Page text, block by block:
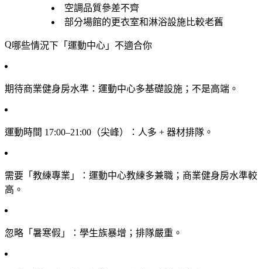
空調品質參差不齊
部分場館的更衣室和淋浴設施比較老舊
哪些情況下「運動中心」不適合你
期待商業健身房水準 ：運動中心多基礎設施；不是高端。
運動時間 17:00–21:00（尖峰） ：人多 + 器材排隊。
需要「教練專業」
：運動中心教練多兼職；商業健身房水準較
高。
忽略「暑寒假」 ：學生族暴增；排隊嚴重。